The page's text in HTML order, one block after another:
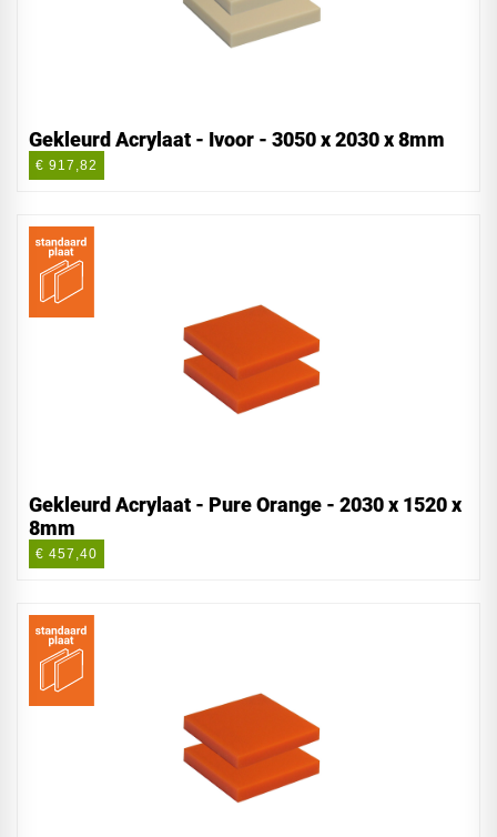
Gekleurd Acrylaat - Ivoor - 3050 x 2030 x 8mm
€ 917,82
Gekleurd Acrylaat - Pure Orange - 2030 x 1520 x
8mm
€ 457,40